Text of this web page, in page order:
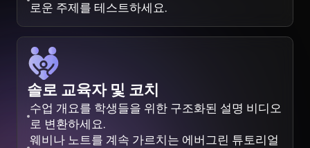
로운 주제를 테스트하세요.
솔로 교육자 및 코치
수업 개요를 학생들을 위한 구조화된 설명 비디오
로 변환하세요.
웨비나 노트를 계속 가르치는 에버그린 튜토리얼